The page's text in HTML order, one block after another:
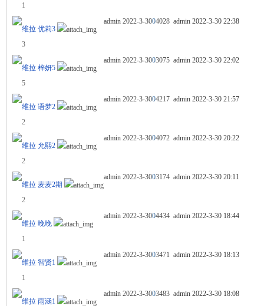
时
代
1
维拉 优莉3
3
admin 2022-3-3004028 admin 2022-3-30 22:38
维拉 梓妍5
5
admin 2022-3-3003075 admin 2022-3-30 22:02
维拉 语梦2
2
admin 2022-3-3004217 admin 2022-3-30 21:57
维拉 允熙2
2
admin 2022-3-3004072 admin 2022-3-30 20:22
维拉 麦麦2期
2
admin 2022-3-3003174 admin 2022-3-30 20:11
维拉 晚晚
1
admin 2022-3-3004434 admin 2022-3-30 18:44
维拉 智贤1
1
admin 2022-3-3003471 admin 2022-3-30 18:13
维拉 雨涵1
admin 2022-3-3003483 admin 2022-3-30 18:08